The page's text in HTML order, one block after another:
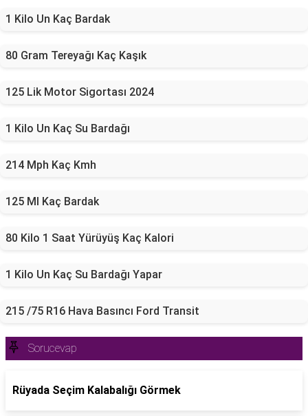
1 Kilo Un Kaç Bardak
80 Gram Tereyağı Kaç Kaşık
125 Lik Motor Sigortası 2024
1 Kilo Un Kaç Su Bardağı
214 Mph Kaç Kmh
125 Ml Kaç Bardak
80 Kilo 1 Saat Yürüyüş Kaç Kalori
1 Kilo Un Kaç Su Bardağı Yapar
215 /75 R16 Hava Basıncı Ford Transit
Sorucevap
Rüyada Seçim Kalabalığı Görmek